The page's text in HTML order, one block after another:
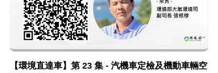
【環境直達車】第 23 集 - 汽機車定檢及機動車輛空